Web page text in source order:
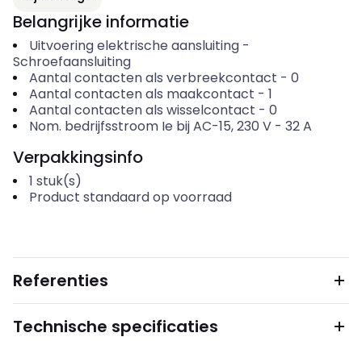
Belangrijke informatie
Uitvoering elektrische aansluiting-
Schroefaansluiting
Aantal contacten als verbreekcontact - 0
Aantal contacten als maakcontact - 1
Aantal contacten als wisselcontact - 0
Nom. bedrijfsstroom Ie bij AC-15, 230 V- 32A
Verpakkingsinfo
1 stuk(s)
Product standaard op voorraad
Referenties
Technische specificaties